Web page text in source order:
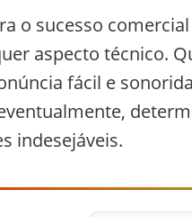
o sucesso
aspecto técnico.
fácil e
indesejáveis.